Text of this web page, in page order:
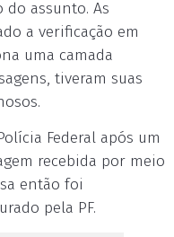
assunto. As
a verificação em
uma camada
tiveram suas
Federal após um
recebida por meio
então foi
pela PF.